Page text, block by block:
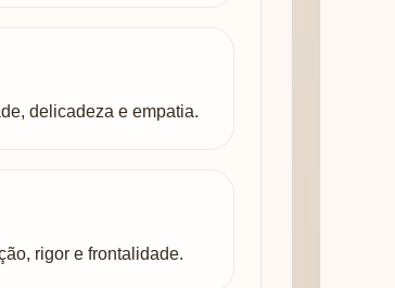
delicadeza e empatia.
rigor e frontalidade.